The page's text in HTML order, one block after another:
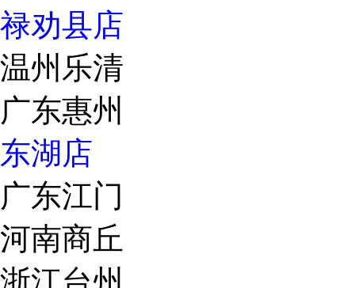
禄劝县店
温州乐清
广东惠州
东湖店
广东江门
河南商丘